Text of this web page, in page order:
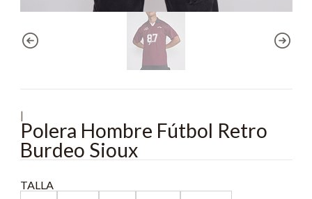
|
Polera Hombre Fútbol Retro
Burdeo Sioux
TALLA